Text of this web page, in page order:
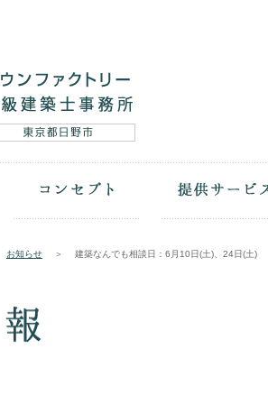
お知らせ ＞ 建築なんでも相談日：6月10日(土)、24日(土)